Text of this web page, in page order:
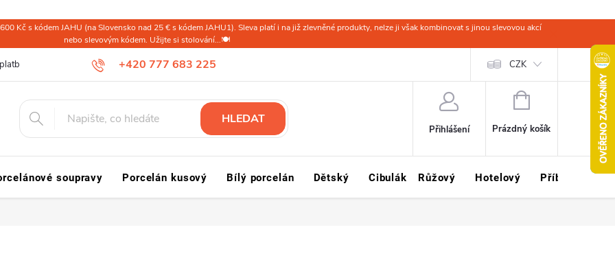
Kč s kódem JAHU (na Slovensko nad 25 € s kódem JAHU1). Sleva platí i na již zlevněné produkty, nelze ji však kombinovat s jinou slevovou akcí
nebo slevovým kódem. Užijte si stolování...🍽️
+420 777 683 225
ČR Doprava a platba Slovensko a svět Ochrana osobních údajů Kariéra
CZK
HLEDAT
Přihlášení
NÁKUPNÍ
Prázdný košík
soupravy Porcelán kusový Bílý porcelán Dětský Cibulák Růžový Hotelový Příbory Sklo